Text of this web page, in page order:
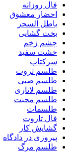
فال روزانه
احضار معشوق
باطل السحر
بخت گشایی
چشم زخم
خشت سفید
سرکتاب
طلسم ثروت
طلسم صبی
طلسم لاتاری
طلسم محبت
طلسمات
فال تاروت
گشایش کار
پیروزی در دادگاه
طلسم مرگ